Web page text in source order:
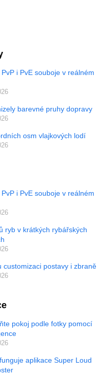
i PvE souboje v reálném
barevné pruhy dopravy
osm vlajkových lodí
i PvE souboje v reálném
ryb v krátkých rybářských
customizaci postavy i zbraně
pokoj podle fotky pomocí
aplikace Super Loud